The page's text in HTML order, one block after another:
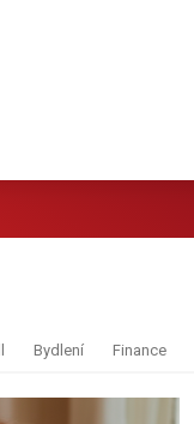
Bydlení Finance